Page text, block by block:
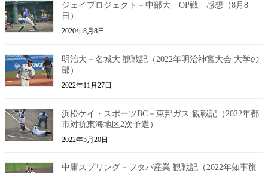
ジェイプロジェクト－中部大 OP戦 感想（8月8
日）
2020年8月8日
明治大－名城大 観戦記（2022年明治神宮大会 大学の
部）
2022年11月27日
浜松ケイ・スポーツBC－東邦ガス 観戦記（2022年都
市対抗東海地区2次予選）
2022年5月20日
中庸スプリング－フタバ産業 観戦記（2022年知事旗